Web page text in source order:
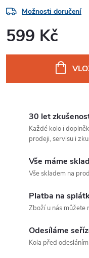
Možnosti doručení
599 Kč
30 let
Každé kolo i
prodeji, servisu i
Vše máme
Vše skladem na
Platba na
Zboží u nás můžete
Odesíláme
Kola před